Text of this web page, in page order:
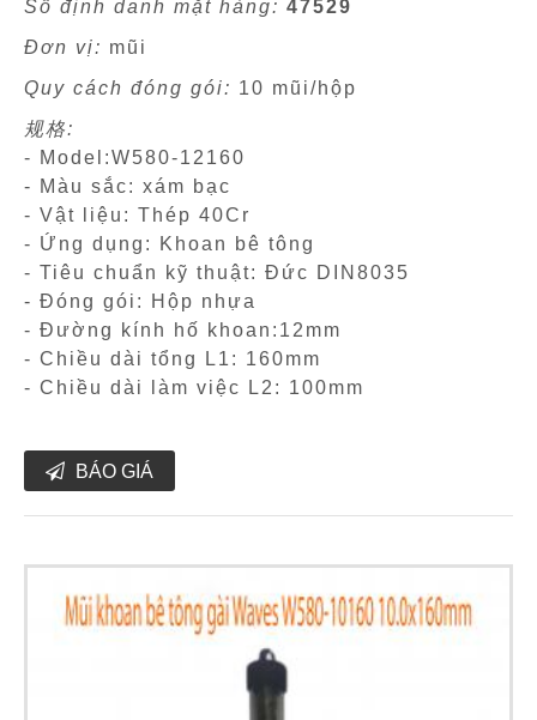
Số định danh mặt hàng: 47529
Đơn vị: mũi
Quy cách đóng gói: 10 mũi/hộp
规格:
- Model:W580-12160
- Màu sắc: xám bạc
- Vật liệu: Thép 40Cr
- Ứng dụng: Khoan bê tông
- Tiêu chuẩn kỹ thuật: Đức DIN8035
- Đóng gói: Hộp nhựa
- Đường kính hố khoan:12mm
- Chiều dài tổng L1: 160mm
- Chiều dài làm việc L2: 100mm
BÁO GIÁ